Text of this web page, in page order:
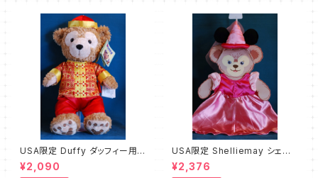
USA限定 Duffy ダッフィー用コ
スチューム チャイナ B級品
¥2,090
USA限定 Shelliemay シェリ
ーメイ用コスチューム プリンセ
スミニー B級品
¥2,376